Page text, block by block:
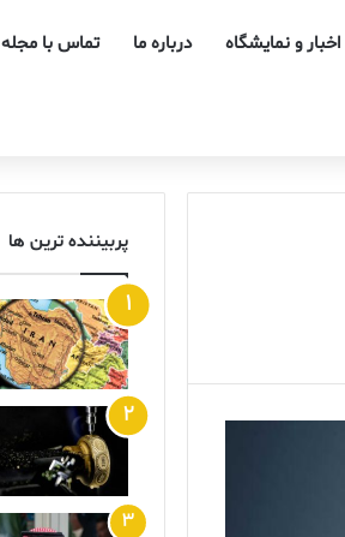
اخبار و نمایشگاه درباره ما تماس با مجله
پربیننده ترین ها